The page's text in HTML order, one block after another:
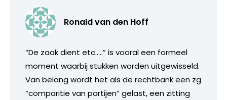
Ronald van den Hoff
“De zaak dient etc…..” is vooral een formeel
moment waarbij stukken worden uitgewisseld.
Van belang wordt het als de rechtbank een zg
“comparitie van partijen” gelast, een zitting